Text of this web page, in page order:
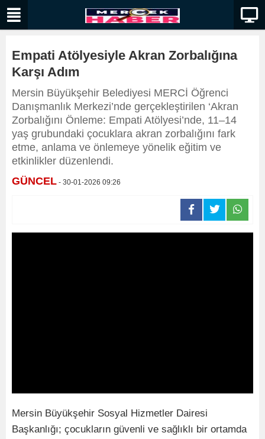
Empati Atölyesiyle Akran Zorbalığına
Karşı Adım
Mersin Büyükşehir Belediyesi MERCİ Öğrenci
Danışmanlık Merkezi’nde gerçekleştirilen ‘Akran
Zorbalığını Önleme: Empati Atölyesi’nde, 11–14
yaş grubundaki çocuklara akran zorbalığını fark
etme, anlama ve önlemeye yönelik eğitim ve
etkinlikler düzenlendi.
GÜNCEL - 30-01-2026 09:26
Mersin Büyükşehir Sosyal Hizmetler Dairesi
Başkanlığı; çocukların güvenli ve sağlıklı bir ortamda